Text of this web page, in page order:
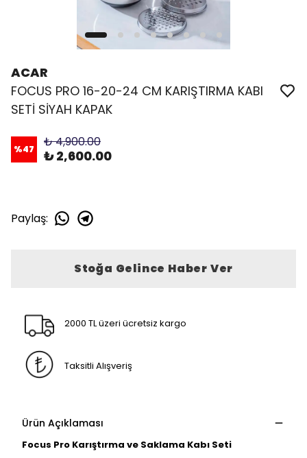
ACAR
FOCUS PRO 16-20-24 CM KARIŞTIRMA KABI
SETİ SİYAH KAPAK
%47 ₺ 4,900.00
₺ 2,600.00
Paylaş:
Stoğa Gelince Haber Ver
2000 TL üzeri ücretsiz kargo
Taksitli Alışveriş
Ürün Açıklaması
Focus Pro Karıştırma ve Saklama Kabı Seti